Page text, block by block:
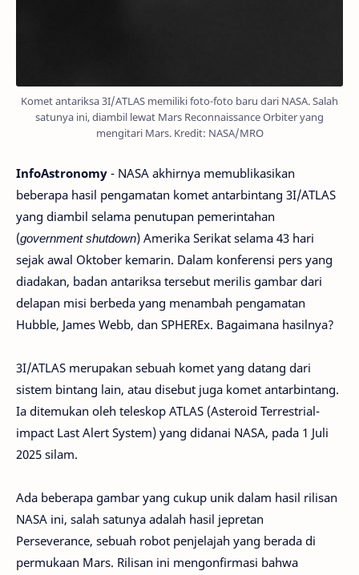
Komet antariksa 3I/ATLAS memiliki foto-foto baru dari NASA. Salah
satunya ini, diambil lewat Mars Reconnaissance Orbiter yang
mengitari Mars. Kredit: NASA/MRO
InfoAstronomy - NASA akhirnya memublikasikan
beberapa hasil pengamatan komet antarbintang 3I/ATLAS
yang diambil selama penutupan pemerintahan
(government shutdown) Amerika Serikat selama 43 hari
sejak awal Oktober kemarin. Dalam konferensi pers yang
diadakan, badan antariksa tersebut merilis gambar dari
delapan misi berbeda yang menambah pengamatan
Hubble, James Webb, dan SPHEREx. Bagaimana hasilnya?
3I/ATLAS merupakan sebuah komet yang datang dari
sistem bintang lain, atau disebut juga komet antarbintang.
Ia ditemukan oleh teleskop ATLAS (Asteroid Terrestrial-
impact Last Alert System) yang didanai NASA, pada 1 Juli
2025 silam.
Ada beberapa gambar yang cukup unik dalam hasil rilisan
NASA ini, salah satunya adalah hasil jepretan
Perseverance, sebuah robot penjelajah yang berada di
permukaan Mars. Rilisan ini mengonfirmasi bahwa